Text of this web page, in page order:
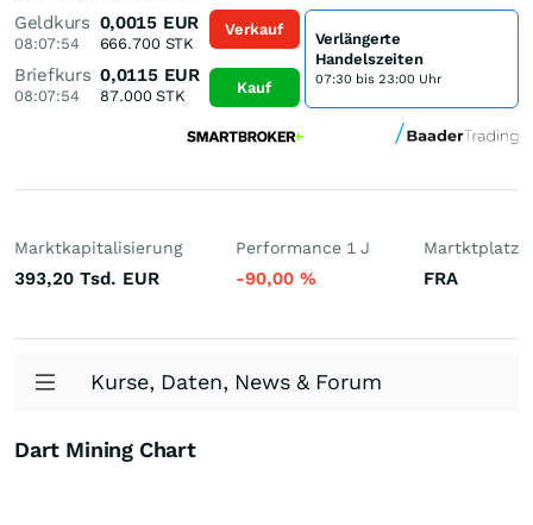
Geldkurs
08:07:54
0,0015 EUR
666.700STK
Briefkurs
08:07:54
0,0115 EUR
87.000STK
Verkauf
Kauf
Verlängerte
Handelszeiten
07:30 bis 23:00 Uhr
Marktkapitalisierung
393,20 Tsd. EUR
Performance 1 J
-90,00 %
Martktplatz
FRA
Kurse, Daten, News & Forum
Dart Mining Chart